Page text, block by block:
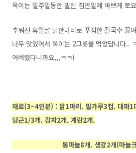
옥이는 일주일동안 밀린 집안일에 바쁘게 토
추워진 휴일날 닭한마리로 푸짐한 칼국수 끓
너무 맛있어서 옥이는 2그릇을 먹었답니다..
어버렸다니까요,,,ㅋㅋ)
재료(3~4인분) : 닭1마리. 밀가루3컵. 대파
당근1/3개. 감자2개. 계란2개.
통마늘8개. 생강2개(마늘크기로